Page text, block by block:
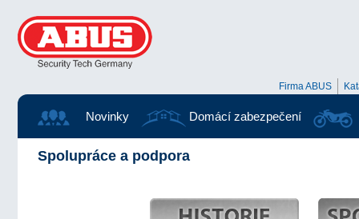
Firma ABUS
Novinky Domácí zabezpečení
Spolupráce a podpora